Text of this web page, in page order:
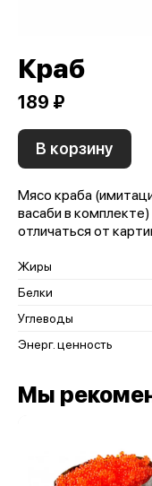
Краб
189 ₽
В корзину
Мясо краба
васаби в
отличаться от
Жиры
Белки
Углеводы
Энерг. ценность
Мы